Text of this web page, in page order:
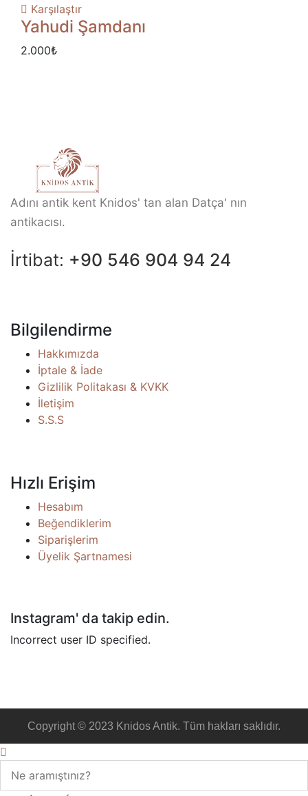
Karşılaştır
Yahudi Şamdanı
2.000₺
Adını antik kent Knidos' tan alan Datça' nın
antikacısı.
İrtibat: +90 546 904 94 24
Bilgilendirme
Hakkımızda
İptale & İade
Gizlilik Politakası & KVKK
İletişim
S.S.S
Hızlı Erişim
Hesabım
Beğendiklerim
Siparişlerim
Üyelik Şartnamesi
Instagram' da takip edin.
Incorrect user ID specified.
Copyright © 2023 Knidos Antik. Tüm hakları saklıdır.